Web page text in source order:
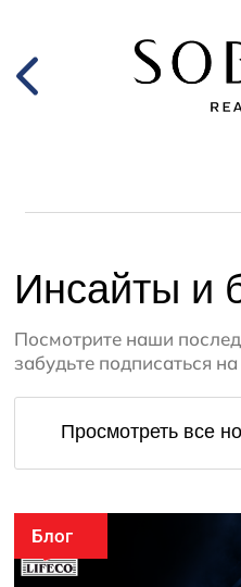
Инсайты и
Посмотрите наши
забудьте подписаться
Просмотреть все
События